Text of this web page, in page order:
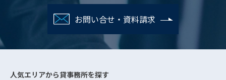
お問い合せ・資料請求
人気エリアから貸事務所を探す